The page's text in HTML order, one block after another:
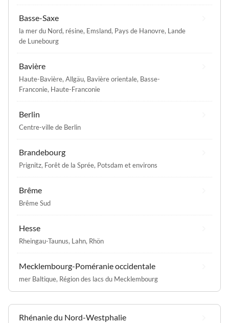
Basse-Saxe
la mer du Nord, résine, Emsland, Pays de Hanovre, Lande
de Lunebourg
Bavière
Haute-Bavière, Allgäu, Bavière orientale, Basse-
Franconie, Haute-Franconie
Berlin
Centre-ville de Berlin
Brandebourg
Prignitz, Forêt de la Sprée, Potsdam et environs
Brême
Brême Sud
Hesse
Rheingau-Taunus, Lahn, Rhön
Mecklembourg-Poméranie occidentale
mer Baltique, Région des lacs du Mecklembourg
Rhénanie du Nord-Westphalie